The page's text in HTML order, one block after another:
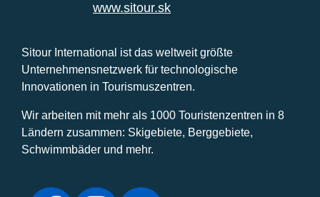
www.sitour.sk
Sitour International ist das weltweit größte
Unternehmensnetzwerk für technologische
Innovationen in Tourismuszentren.
Wir arbeiten mit mehr als 1000 Touristenzentren in 8
Ländern zusammen: Skigebiete, Berggebiete,
Schwimmbäder und mehr.